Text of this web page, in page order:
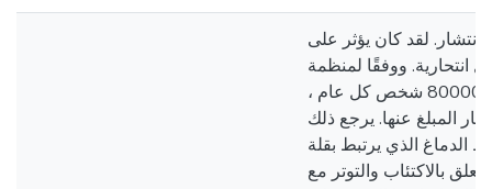
لقد كان يؤثر على
انتحارية. ووفقًا لمنظمة
الصحة العالمية ، ينتحر ما يقرب من 800000 شخص كل عام ،
المبلغ عنها. يرجع ذلك
الدماغ الذي يرتبط بقلة
بالاكتئاب والتوتر مع